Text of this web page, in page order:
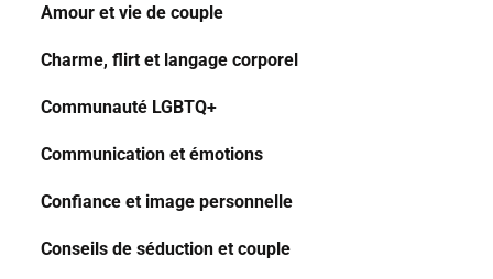
Amour et vie de couple
Charme, flirt et langage corporel
Communauté LGBTQ+
Communication et émotions
Confiance et image personnelle
Conseils de séduction et couple